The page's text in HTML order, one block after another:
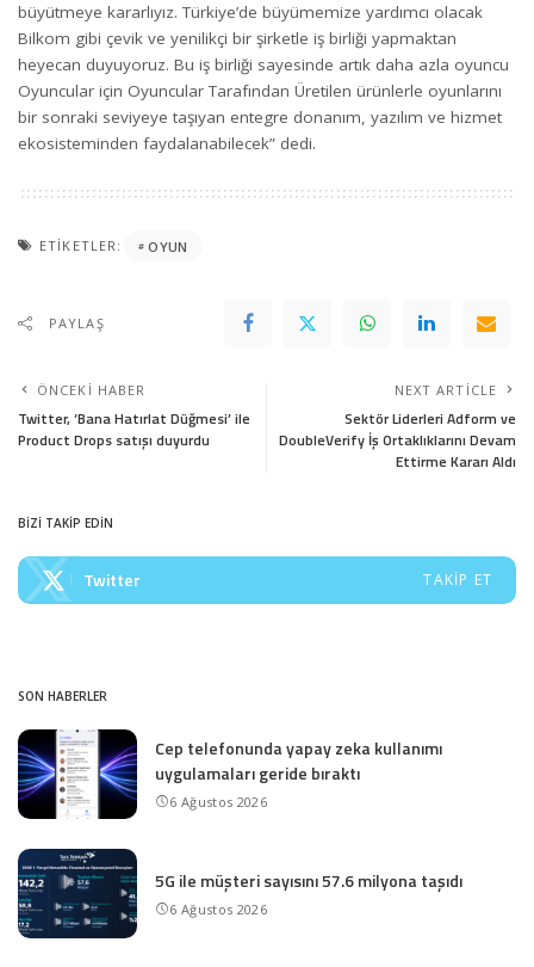
büyütmeye kararlıyız. Türkiye’de büyümemize yardımcı olacak
Bilkom gibi çevik ve yenilikçi bir şirketle iş birliği yapmaktan
heyecan duyuyoruz. Bu iş birliği sayesinde artık daha azla oyuncu
Oyuncular için Oyuncular Tarafından Üretilen ürünlerle oyunlarını
bir sonraki seviyeye taşıyan entegre donanım, yazılım ve hizmet
ekosisteminden faydalanabilecek” dedi.
ETIKETLER: OYUN
PAYLAŞ
ÖNCEKI HABER
Twitter, ‘Bana Hatırlat Düğmesi’ ile
Product Drops satışı duyurdu
NEXT ARTICLE
Sektör Liderleri Adform ve
DoubleVerify İş Ortaklıklarını Devam
Ettirme Kararı Aldı
BİZİ TAKİP EDİN
Twitter TAKIP ET
SON HABERLER
Cep telefonunda yapay zeka kullanımı
uygulamaları geride bıraktı
6 Ağustos 2026
5G ile müşteri sayısını 57.6 milyona taşıdı
6 Ağustos 2026